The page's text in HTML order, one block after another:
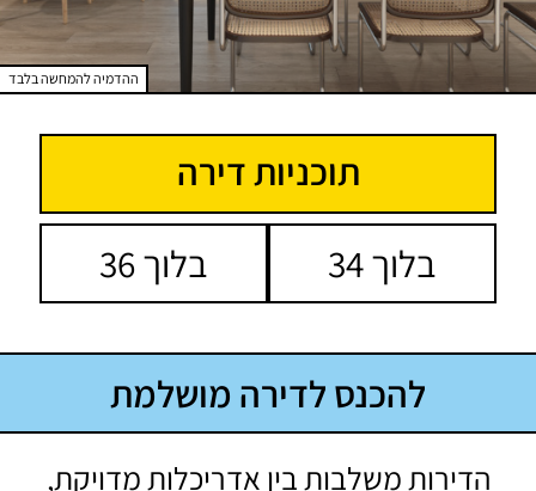
להכנס לדירה מושלמת
הדירות משלבות בין אדריכלות מדויקת,
תוכניות דירה
בלוך 34
בלוך 36
ההדמיה להמחשה בלבד